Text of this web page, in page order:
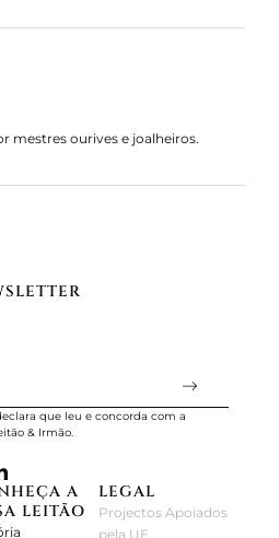
mestres ourives e joalheiros.
que leu e concorda com a
& Irmão.
A
LEITÃO
LEGAL
Projectos Apoiados
pela UE